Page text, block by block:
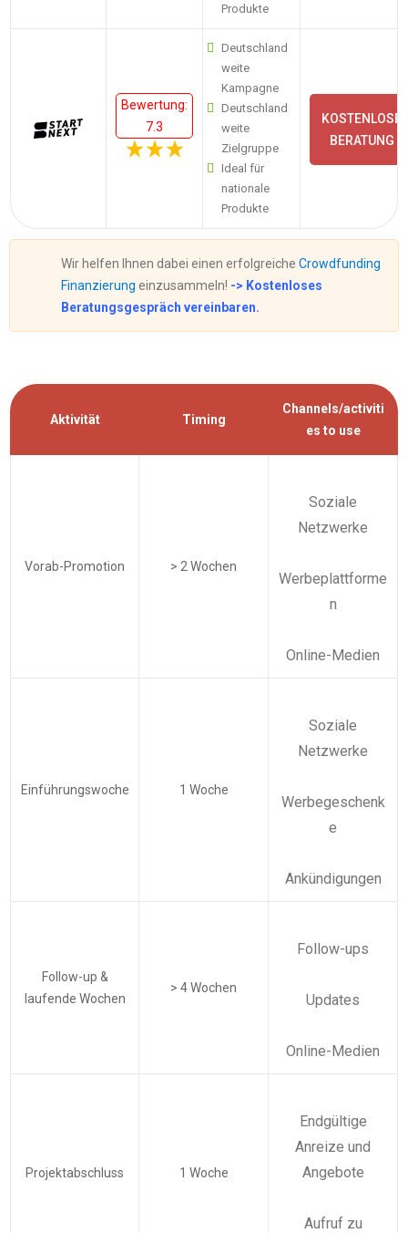
Produkte
Bewertung:
7.3
Deutschland
weite
Kampagne
Deutschland
weite
Zielgruppe
Ideal für
nationale
Produkte
KOSTENLOSE
BERATUNG
Wir helfen Ihnen dabei einen erfolgreiche Crowdfunding
Finanzierung einzusammeln! -> Kostenloses
Beratungsgespräch vereinbaren.
Aktivität Timing
Channels/activiti
es to use
Vorab-Promotion > 2 Wochen
Soziale
Netzwerke
Werbeplattforme
n
Online-Medien
Einführungswoche 1 Woche
Soziale
Netzwerke
Werbegeschenk
e
Ankündigungen
Follow-up &
laufende Wochen
> 4 Wochen
Follow-ups
Updates
Online-Medien
Projektabschluss 1 Woche
Endgültige
Anreize und
Angebote
Aufruf zu